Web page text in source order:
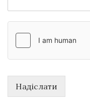
Надіслати